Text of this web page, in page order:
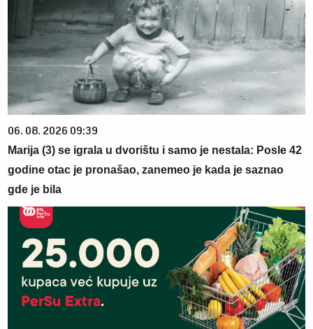
06. 08. 2026 09:39
Marija (3) se igrala u dvorištu i samo je nestala: Posle 42
godine otac je pronašao, zanemeo je kada je saznao
gde je bila